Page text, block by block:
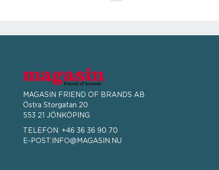
MAGASIN FRIEND OF BRANDS AB
Östra Storgatan 20
553 21 JÖNKÖPING
TELEFON: +46 36 36 90 70
E-POST: INFO@MAGASIN.NU